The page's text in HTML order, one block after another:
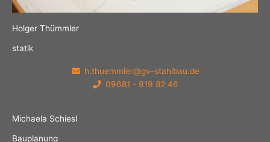
Holger Thümmler
statik
h.thuemmler@gv-stahlbau.de
09681 - 919 82 46
Michaela Schiesl
Bauplanung